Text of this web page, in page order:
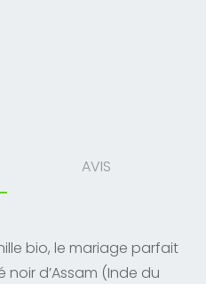
AVIS
bio, le mariage parfait
d’Assam (Inde du